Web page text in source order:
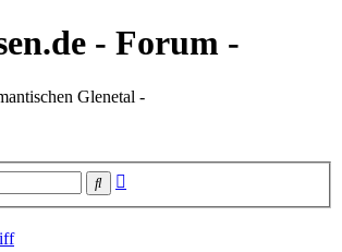
- Forum -
Glenetal -
Suche